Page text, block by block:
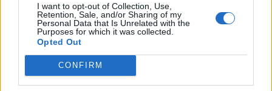
I want to opt-out of Collection, Use,
Retention, Sale, and/or Sharing of my
Personal Data that Is Unrelated with the
Purposes for which it was collected.
Opted Out
CONFIRM
πιστεύει ότι ο θάνατος είναι η ανίκητος
πραγματικότης και το ανυπέρβλητον όριον.
Είναι δύσκολον νά παραμείνωμεν ανθρώπινοι
άνευ της ελπίδος της αιωνιότητος. Αυτή η ελπίς
ζη εις την καρδίαν όλων των ιατρών, των